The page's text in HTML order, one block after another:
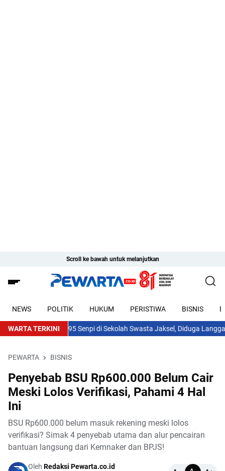
Scroll ke bawah untuk melanjutkan
NEWS POLITIK HUKUM PERISTIWA BISNIS
WARTA TERKINI
Temuan 995 Senpi di Sekolah Swasta Jaksel, Diduga Langgar UU
PEWARTA BISNIS
Penyebab BSU Rp600.000 Belum Cair
Meski Lolos Verifikasi, Pahami 4 Hal
Ini
BSU Rp600.000 belum masuk rekening meski lolos
verifikasi? Simak 4 penyebab utama dan alur pencairan
bantuan langsung dari Kemnaker dan BPJS!
Oleh Redaksi Pewarta.co.id